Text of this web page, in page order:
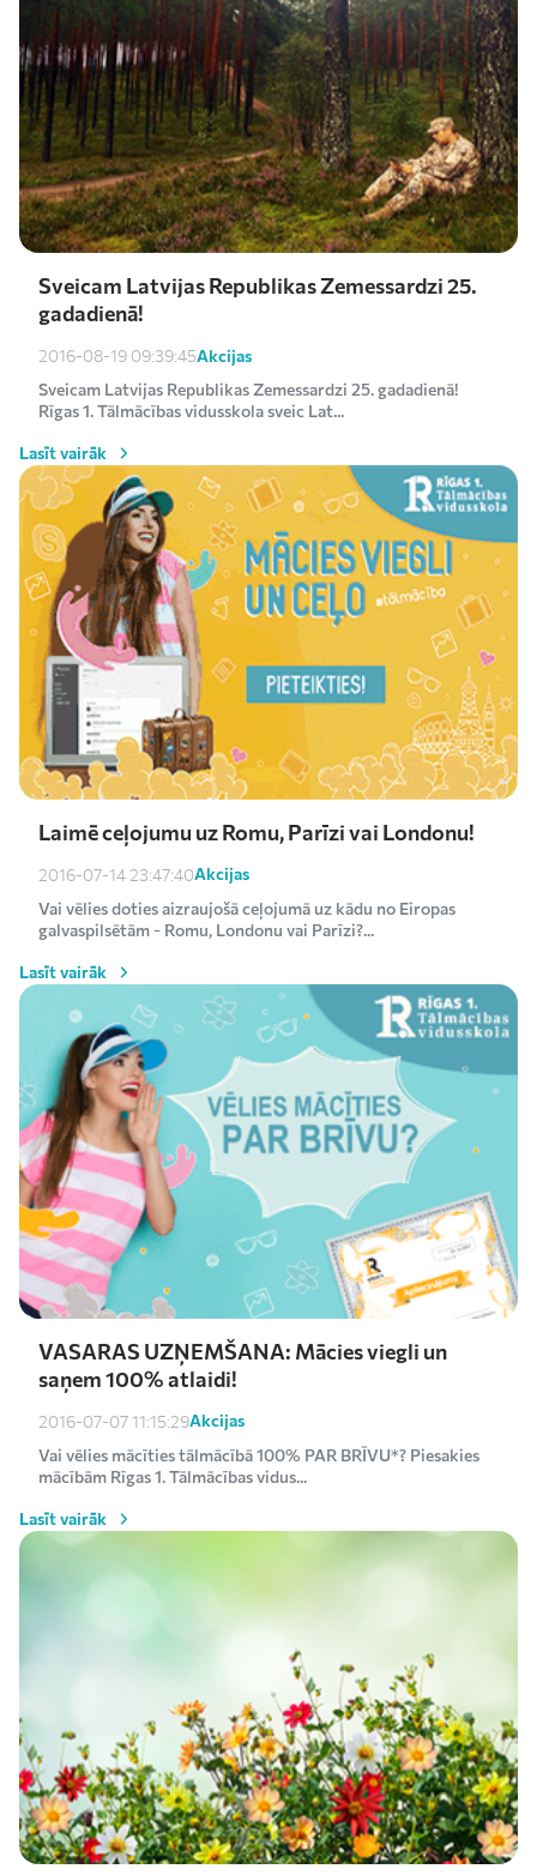
Sveicam Latvijas Republikas Zemessardzi 25.
gadadienā!
2016-08-19 09:39:45Akcijas
Sveicam Latvijas Republikas Zemessardzi 25. gadadienā!
Rīgas 1. Tālmācības vidusskola sveic Lat...
Lasīt vairāk
Laimē ceļojumu uz Romu, Parīzi vai Londonu!
2016-07-14 23:47:40Akcijas
Vai vēlies doties aizraujošā ceļojumā uz kādu no Eiropas
galvaspilsētām - Romu, Londonu vai Parīzi?...
Lasīt vairāk
VASARAS UZŅEMŠANA: Mācies viegli un
saņem 100% atlaidi!
2016-07-07 11:15:29Akcijas
Vai vēlies mācīties tālmācībā 100% PAR BRĪVU*? Piesakies
mācībām Rīgas 1. Tālmācības vidus...
Lasīt vairāk